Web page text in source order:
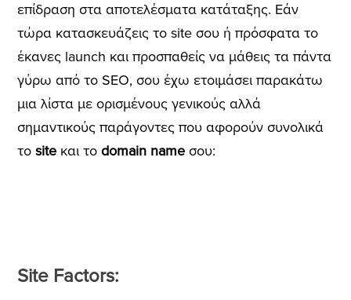
επίδραση στα αποτελέσματα κατάταξης. Εάν
τώρα κατασκευάζεις το site σου ή πρόσφατα το
έκανες launch και προσπαθείς να μάθεις τα πάντα
γύρω από το SEO, σου έχω ετοιμάσει παρακάτω
μια λίστα με ορισμένους γενικούς αλλά
σημαντικούς παράγοντες που αφορούν συνολικά
το siteκαι το domain nameσου:
Site Factors: